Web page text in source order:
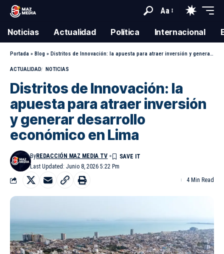
Aa
Noticias Actualidad Política Internacional
Portada » Blog » Distritos de Innovación: la apuesta para atraer inversión y generar desarrollo económico en Lima
ACTUALIDAD NOTICIAS
Distritos de Innovación: la
apuesta para atraer inversión
y generar desarrollo
económico en Lima
Last Updated: Junio 8, 2026 5:22 Pm
ByREDACCIÓN MAZ MEDIA TV
4 Min Read